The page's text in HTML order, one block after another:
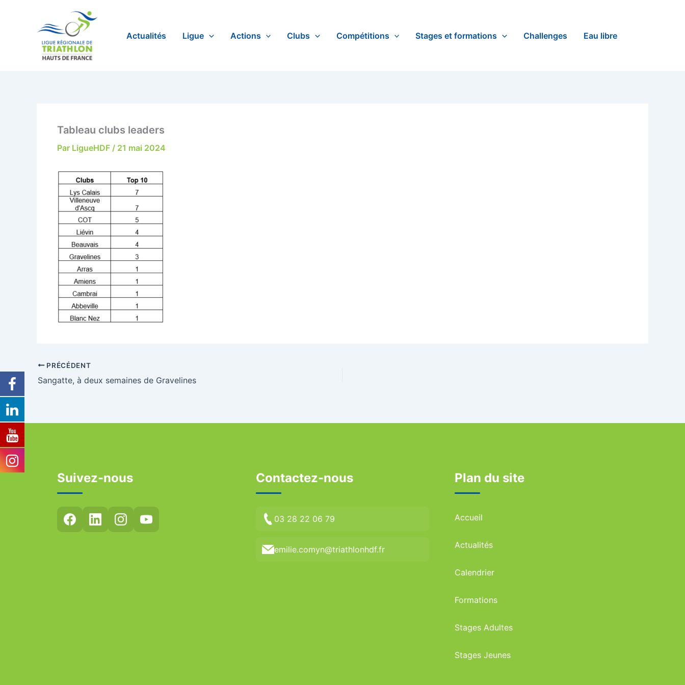
Actualités Ligue Actions Clubs Compétitions Stages et formations Challenges Eau libre
Tableau clubs leaders
Par LigueHDF / 21 mai 2024
PRÉCÉDENT
Sangatte, à deux semaines de Gravelines
Suivez-nous Contactez-nous
03 28 22 06 79
emilie.comyn@triathlonhdf.fr
Plan du site
Accueil
Actualités
Calendrier
Formations
Stages Adultes
Stages Jeunes